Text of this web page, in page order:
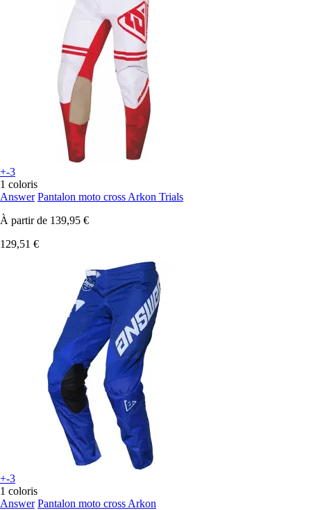
+-3
1 coloris
Answer Pantalon moto cross Arkon Trials
À partir de 139,95 €
129,51 €
+-3
1 coloris
Answer Pantalon moto cross Arkon